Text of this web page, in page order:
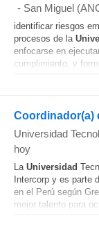
- San Miguel
identificar riesgos
procesos de la
enfocarse en
cumplimiento, y
Coordinador(a)
Universidad
hoy
La Universidad
Intercorp y es parte
en el Perú según
mejor talento para